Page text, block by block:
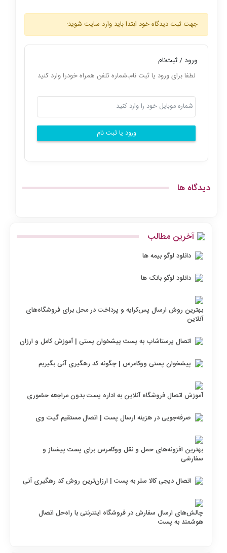
جهت ثبت دیدگاه خود ابتدا باید وارد سایت شوید:
ورود / ثبت‌نام
لطفا برای ورود یا ثبت نام،شماره تلفن همراه خودرا وارد کنید
ورود یا ثبت نام
دیدگاه ها
آخرین مطالب
دانلود لوگو بیمه ها
دانلود لوگو بانک ها
بهترین روش ارسال پس‌کرایه و پرداخت در محل برای فروشگاه‌های
آنلاین
اتصال پرستاشاپ به پست پیشخوان پستی | آموزش کامل و ارزان
پیشخوان پستی ووکامرس | چگونه کد رهگیری آنی بگیریم
آموزش اتصال فروشگاه آنلاین به اداره پست بدون مراجعه حضوری
صرفه‌جویی در هزینه ارسال پست | اتصال مستقیم گیت وی
بهترین افزونه‌های حمل و نقل ووکامرس برای پست پیشتاز و
سفارشی
اتصال دیجی کالا سلر به پست | ارزان‌ترین روش کد رهگیری آنی
چالش‌های ارسال سفارش در فروشگاه اینترنتی با راه‌حل اتصال
هوشمند به پست